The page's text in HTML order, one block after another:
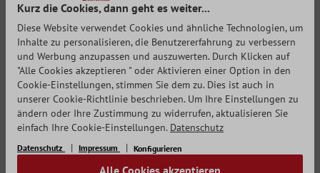
Kurz die Cookies, dann geht es weiter...
Diese Website verwendet Cookies und ähnliche Technologien, um
Inhalte zu personalisieren, die Benutzererfahrung zu verbessern
und Werbung anzupassen und auszuwerten. Durch Klicken auf
"Alle Cookies akzeptieren " oder Aktivieren einer Option in den
Cookie-Einstellungen, stimmen Sie dem zu. Dies ist auch in
unserer Cookie-Richtlinie beschrieben. Um Ihre Einstellungen zu
ändern oder Ihre Zustimmung zu widerrufen, aktualisieren Sie
einfach Ihre Cookie-Einstellungen. Datenschutz
Datenschutz Impressum Konfigurieren
Alle Cookies akzeptieren